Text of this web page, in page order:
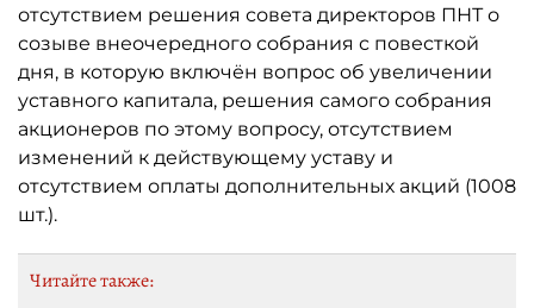
отсутствием решения совета директоров ПНТ о
созыве внеочередного собрания с повесткой
дня, в которую включён вопрос об увеличении
уставного капитала, решения самого собрания
акционеров по этому вопросу, отсутствием
изменений к действующему уставу и
отсутствием оплаты дополнительных акций (1008
шт.).
Читайте также: